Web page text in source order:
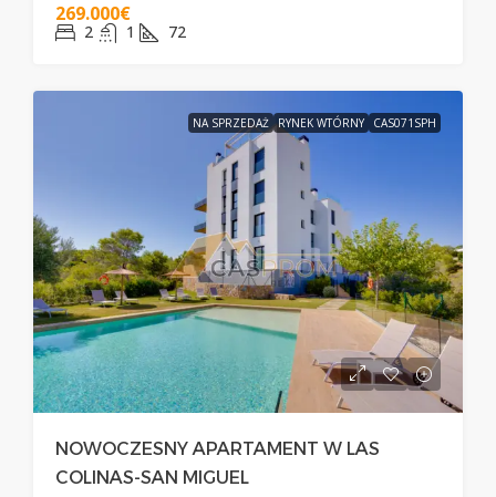
269.000€
2 1 72
NA SPRZEDAŻ RYNEK WTÓRNY CAS071SPH
NOWOCZESNY APARTAMENT W LAS
COLINAS-SAN MIGUEL